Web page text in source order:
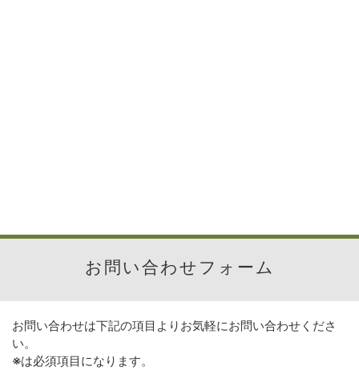
お問い合わせフォーム
お問い合わせは下記の項目よりお気軽にお問い合わせくださ
い。
※は必須項目になります。